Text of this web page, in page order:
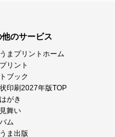
他のサービス
まプリントホーム
リント
ブック
印刷2027年版TOP
がき
舞い
ム
ま出版